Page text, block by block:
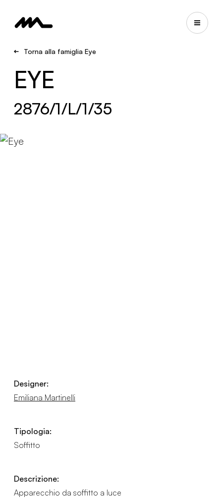
Torna alla famiglia Eye
EYE
2876/1/L/1/35
Designer:
Emiliana Martinelli
Tipologia:
Soffitto
Descrizione:
Apparecchio da soffitto a luce